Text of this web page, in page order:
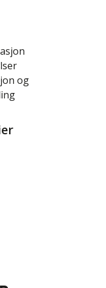
og